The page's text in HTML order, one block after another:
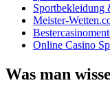
Sportbekleidung
Meister-
Online Casino
Was man